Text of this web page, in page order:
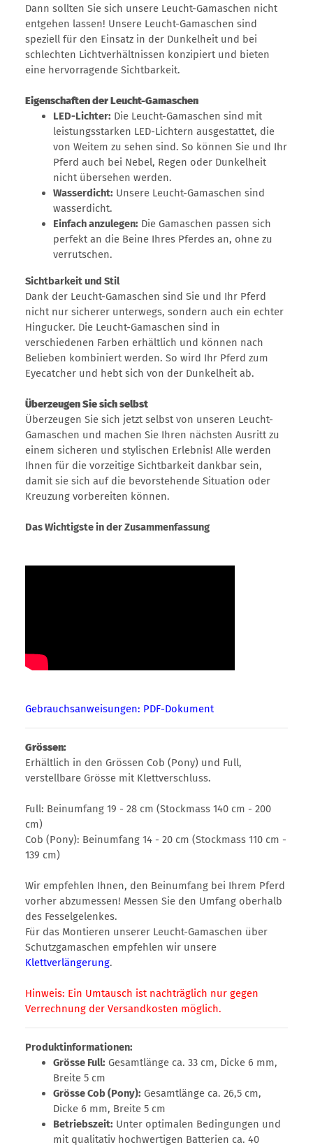
Dann sollten Sie sich unsere Leucht-Gamaschen nicht
entgehen lassen! Unsere Leucht-Gamaschen sind
speziell für den Einsatz in der Dunkelheit und bei
schlechten Lichtverhältnissen konzipiert und bieten
eine hervorragende Sichtbarkeit.
Eigenschaften der Leucht-Gamaschen
LED-Lichter: Die Leucht-Gamaschen sind mit
leistungsstarken LED-Lichtern ausgestattet, die
von Weitem zu sehen sind. So können Sie und Ihr
Pferd auch bei Nebel, Regen oder Dunkelheit
nicht übersehen werden.
Wasserdicht: Unsere Leucht-Gamaschen sind
wasserdicht.
Einfach anzulegen: Die Gamaschen passen sich
perfekt an die Beine Ihres Pferdes an, ohne zu
verrutschen.
Sichtbarkeit und Stil
Dank der Leucht-Gamaschen sind Sie und Ihr Pferd
nicht nur sicherer unterwegs, sondern auch ein echter
Hingucker. Die Leucht-Gamaschen sind in
verschiedenen Farben erhältlich und können nach
Belieben kombiniert werden. So wird Ihr Pferd zum
Eyecatcher und hebt sich von der Dunkelheit ab.
Überzeugen Sie sich selbst
Überzeugen Sie sich jetzt selbst von unseren Leucht-
Gamaschen und machen Sie Ihren nächsten Ausritt zu
einem sicheren und stylischen Erlebnis! Alle werden
Ihnen für die vorzeitige Sichtbarkeit dankbar sein,
damit sie sich auf die bevorstehende Situation oder
Kreuzung vorbereiten können.
Das Wichtigste in der Zusammenfassung
Gebrauchsanweisungen: PDF-Dokument
Grössen:
Erhältlich in den Grössen Cob (Pony) und Full,
verstellbare Grösse mit Klettverschluss.
Full: Beinumfang 19 - 28 cm (Stockmass 140 cm - 200
cm)
Cob (Pony): Beinumfang 14 - 20 cm (Stockmass 110 cm -
139 cm)
Wir empfehlen Ihnen, den Beinumfang bei Ihrem Pferd
vorher abzumessen! Messen Sie den Umfang oberhalb
des Fesselgelenkes.
Für das Montieren unserer Leucht-Gamaschen über
Schutzgamaschen empfehlen wir unsere
Klettverlängerung.
Hinweis: Ein Umtausch ist nachträglich nur gegen
Verrechnung der Versandkosten möglich.
Produktinformationen:
Grösse Full: Gesamtlänge ca. 33 cm, Dicke 6 mm,
Breite 5 cm
Grösse Cob (Pony): Gesamtlänge ca. 26,5 cm,
Dicke 6 mm, Breite 5 cm
Betriebszeit: Unter optimalen Bedingungen und
mit qualitativ hochwertigen Batterien ca. 40